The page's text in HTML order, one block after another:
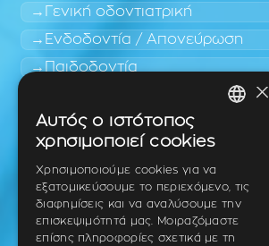
Γενική οδοντιατρική
Ενδοδοντία / Απονεύρωση
Παιδοδοντία
Πυλαία
Τριάδι
Νέο Ρύσιο
Επανομή
×
Αυτός ο ιστότοπος
χρησιμοποιεί cookies
Χρησιμοποιούμε cookies για να
εξατομικεύσουμε το περιεχόμενο, τις
διαφημίσεις και να αναλύσουμε την
επισκεψιμότητά μας. Μοιραζόμαστε
επίσης πληροφορίες σχετικά με τη